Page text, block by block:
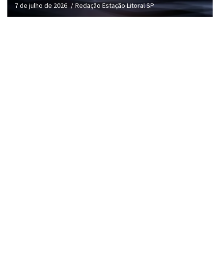
7 de julho de 2026 Redação Estação Litoral SP